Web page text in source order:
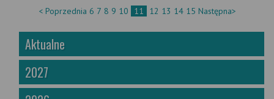
< Poprzednia 6 7 8 9 10 11 12 13 14 15 Następna>
Aktualne
2027